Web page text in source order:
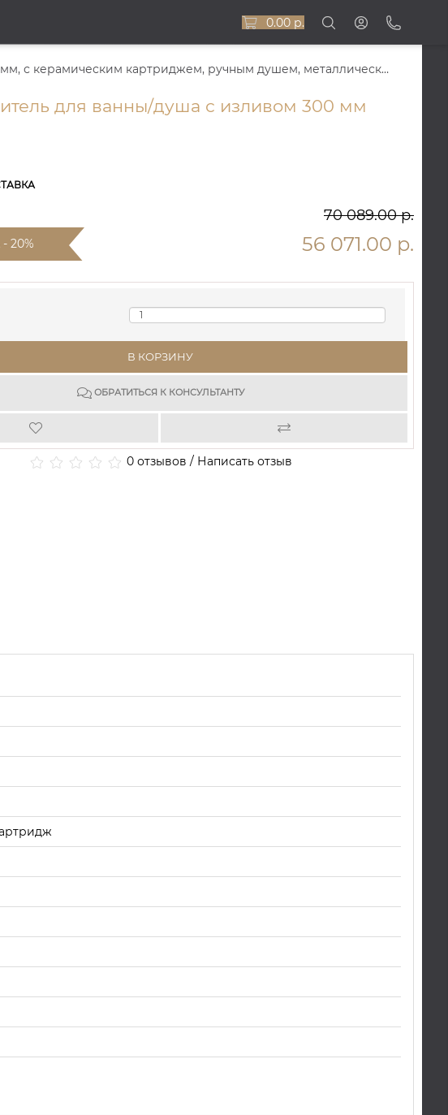
0.00 р.
MOND Смеситель для ванны/душа с изливом 300 мм, с керамическим картриджем, ручным душем, металлическим шлангом 150 см и держателем ST-MON-73762-CR
для ванны/душа с изливом 300 мм
70 089.00 р.
20% 56 071.00 р.
В КОРЗИНУ
ОБРАТИТЬСЯ К КОНСУЛЬТАНТУ
0 отзывов / Написать отзыв